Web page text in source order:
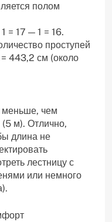
полом
= 17 — 1 = 16.
проступей
443,2 см (около
чем
(5 м). Отлично,
длина не
лестницу с
или немного